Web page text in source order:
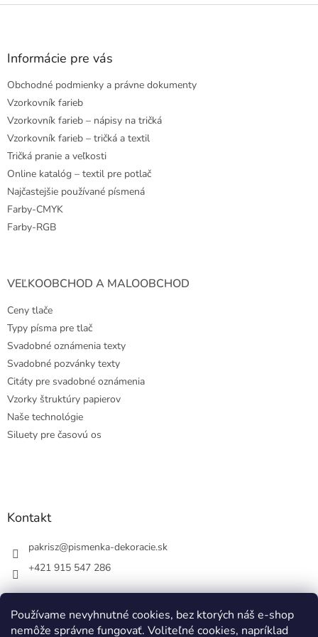
Používame nevyhnutné cookies, bez ktorých náš e-shop
nemôže správne fungovať. Voliteľné cookies, napríklad
Z
Informácie pre vás
Obchodné podmienky a právne dokumenty
Vzorkovník farieb
Vzorkovník farieb – nápisy na tričká
Vzorkovník farieb – tričká a textil
Tričká pranie a veľkosti
Online katalóg – textil pre potlač
Najčastejšie používané písmená
Farby-CMYK
Farby-RGB
VEĽKOOBCHOD A MALOOBCHOD
Ceny tlače
Typy písma pre tlač
Svadobné oznámenia texty
Svadobné pozvánky texty
Citáty pre svadobné oznámenia
Vzorky štruktúry papierov
Naše technológie
Siluety pre časovú os
Kontakt
pakrisz@pismenka-dekoracie.sk
+421 915 547 286